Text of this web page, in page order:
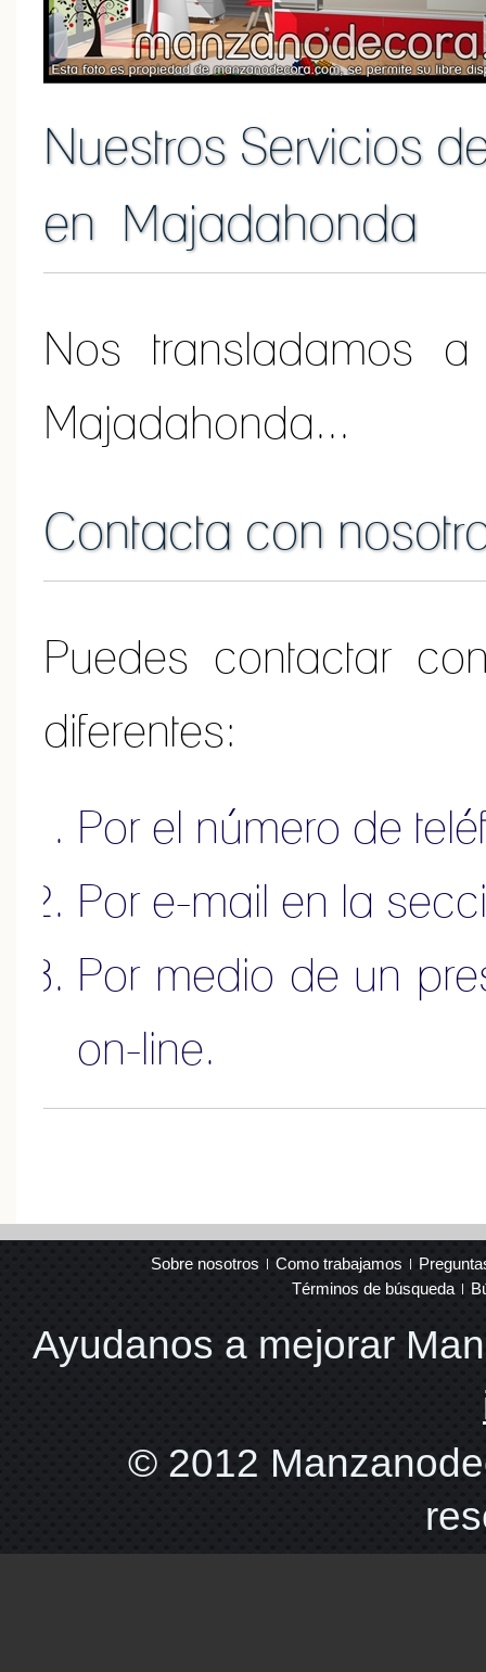
Nuestros Servicios
en Majadahonda
Nos transladamos
Majadahonda...
Contacta con
Puedes contactar
diferentes:
Por el número de
Por e-mail en la
Por medio de un
on-line.
Sobre nosotros Como trabajamos
Términos de búsqueda
Ayudanos a mejorar
© 2012